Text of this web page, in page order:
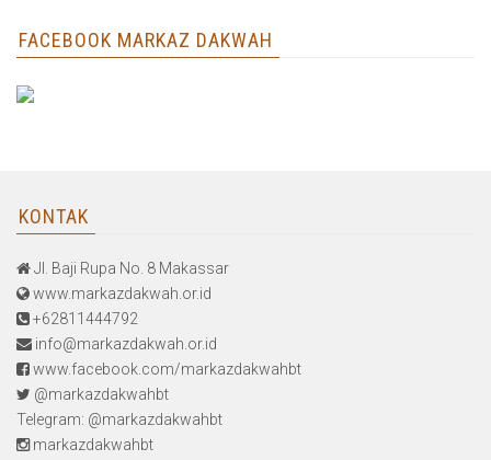
FACEBOOK MARKAZ DAKWAH
KONTAK
Jl. Baji Rupa No. 8 Makassar
www.markazdakwah.or.id
+62811444792
info@markazdakwah.or.id
www.facebook.com/markazdakwahbt
@markazdakwahbt
Telegram: @markazdakwahbt
markazdakwahbt